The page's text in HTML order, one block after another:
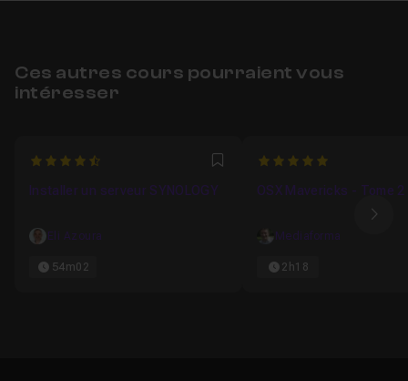
Ces autres cours pourraient vous
intéresser
4.3 Favori
Installer un serveur SYNOLOGY
Eli Azoura
54m02
5
OSX Mavericks - Tome 2
Mediaforma
2h18